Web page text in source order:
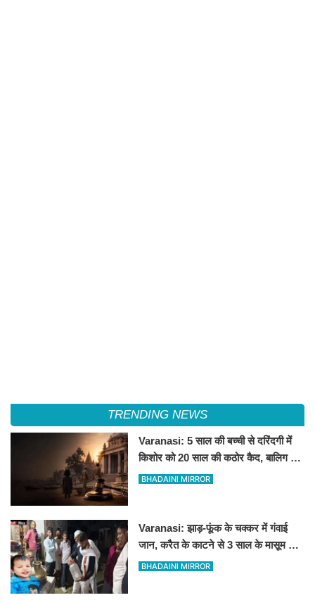
TRENDING NEWS
Varanasi: 5 साल की बच्ची से दरिंदगी में
किशोर को 20 साल की कठोर कैद, बालिग की
तरह चला मुकदमा
BHADAINI MIRROR
Varanasi: झाड़-फूंक के चक्कर में गंवाई
जान, करैत के काटने से 3 साल के मासूम की
मौत
BHADAINI MIRROR